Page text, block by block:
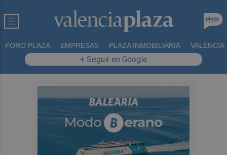
FORO PLAZA EMPRESAS PLAZA INMOBILIARIA VALÈNCIA
+ Seguir en Google